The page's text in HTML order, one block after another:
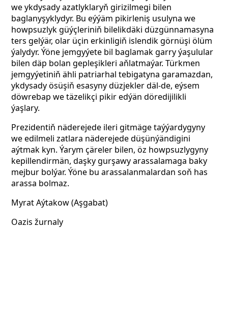
we ykdysady azatlyklaryň girizilmegi bilen
baglanyşyklydyr. Bu eýýäm pikirleniş usulyna we
howpsuzlyk güýçleriniň bilelikdäki düzgünnamasyna
ters gelýär, olar üçin erkinligiň islendik görnüşi ölüm
ýalydyr. Ýöne jemgyýete bil baglamak garry ýaşulular
bilen däp bolan gepleşikleri aňlatmaýar. Türkmen
jemgyýetiniň ähli patriarhal tebigatyna garamazdan,
ykdysady ösüşiň esasyny düzjekler däl-de, eýsem
döwrebap we täzelikçi pikir edýän döredijilikli
ýaşlary.
Prezidentiň näderejede ileri gitmäge taýýardygyny
we edilmeli zatlara näderejede düşünýändigini
aýtmak kyn. Ýarym çäreler bilen, öz howpsuzlygyny
kepillendirmän, daşky gurşawy arassalamaga baky
mejbur bolýar. Ýöne bu arassalanmalardansoň has
arassa bolmaz.
Myrat Aýtakow (Aşgabat)
Oazis žurnaly